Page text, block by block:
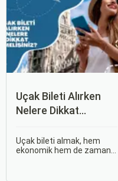
Uçak Bileti Alırken
Nelere Dikkat
Uçak bileti almak, hem
ekonomik hem de zaman